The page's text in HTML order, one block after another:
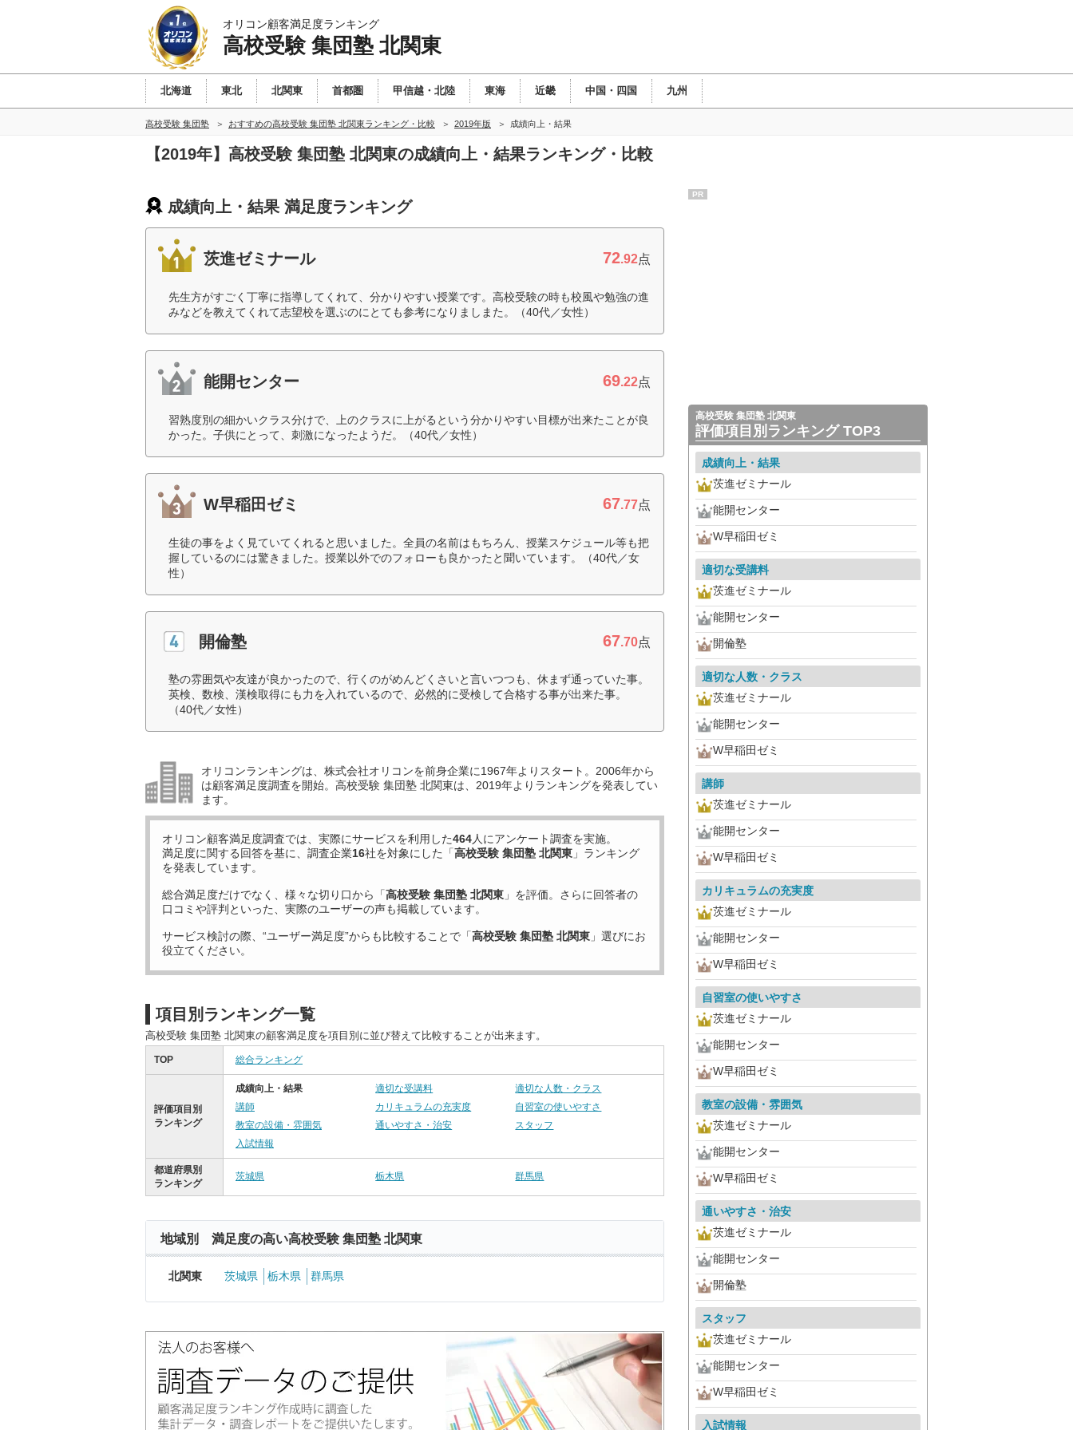
オリコン顧客満足度ランキング
高校受験 集団塾 北関東
北海道 東北 北関東 首都圏 甲信越・北陸 東海 近畿 中国・四国 九州
高校受験 集団塾 おすすめの高校受験 集団塾 北関東ランキング・比較 2019年版 成績向上・結果
【2019年】高校受験 集団塾 北関東の成績向上・結果ランキング・比較
成績向上・結果 満足度ランキング
茨進ゼミナール 72.92点
先生方がすごく丁寧に指導してくれて、分かりやすい授業です。高校受験の時も校風や勉強の進
みなどを教えてくれて志望校を選ぶのにとても参考になりましまた。（40代／女性）
能開センター 69.22点
習熟度別の細かいクラス分けで、上のクラスに上がるという分かりやすい目標が出来たことが良
かった。子供にとって、刺激になったようだ。（40代／女性）
W早稲田ゼミ 67.77点
生徒の事をよく見ていてくれると思いました。全員の名前はもちろん、授業スケジュール等も把
握しているのには驚きました。授業以外でのフォローも良かったと聞いています。（40代／女
性）
開倫塾 67.70点
塾の雰囲気や友達が良かったので、行くのがめんどくさいと言いつつも、休まず通っていた事。
英検、数検、漢検取得にも力を入れているので、必然的に受検して合格する事が出来た事。
（40代／女性）
オリコンランキングは、株式会社オリコンを前身企業に1967年よりスタート。2006年から
は顧客満足度調査を開始。高校受験 集団塾 北関東は、2019年よりランキングを発表してい
ます。
オリコン顧客満足度調査では、実際にサービスを利用した464人にアンケート調査を実施。
満足度に関する回答を基に、調査企業16社を対象にした「高校受験 集団塾 北関東 」ランキング
を発表しています。
総合満足度だけでなく、様々な切り口から「高校受験 集団塾 北関東 」を評価。さらに回答者の
口コミや評判といった、実際のユーザーの声も掲載しています。
サービス検討の際、“ユーザー満足度”からも比較することで「高校受験 集団塾 北関東 」選びにお
役立てください。
項目別ランキング一覧
高校受験 集団塾 北関東の顧客満足度を項目別に並び替えて比較することが出来ます。
TOP 総合ランキング
評価項目別
ランキング
成績向上・結果 適切な受講料
適切な人数・クラス
講師
カリキュラムの充実度
自習室の使いやすさ
教室の設備・雰囲気
通いやすさ・治安
スタッフ
入試情報
都道府県別
ランキング
茨城県 栃木県 群馬県
地域別 満足度の高い高校受験 集団塾 北関東
北関東 茨城県 栃木県 群馬県
PR
高校受験 集団塾 北関東
評価項目別ランキング TOP3
成績向上・結果
茨進ゼミナール
能開センター
W早稲田ゼミ
適切な受講料
茨進ゼミナール
能開センター
開倫塾
適切な人数・クラス
茨進ゼミナール
能開センター
W早稲田ゼミ
講師
茨進ゼミナール
能開センター
W早稲田ゼミ
カリキュラムの充実度
茨進ゼミナール
能開センター
W早稲田ゼミ
自習室の使いやすさ
茨進ゼミナール
能開センター
W早稲田ゼミ
教室の設備・雰囲気
茨進ゼミナール
能開センター
W早稲田ゼミ
通いやすさ・治安
茨進ゼミナール
能開センター
開倫塾
スタッフ
茨進ゼミナール
能開センター
W早稲田ゼミ
入試情報